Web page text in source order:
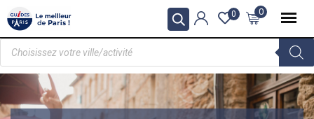
0
0